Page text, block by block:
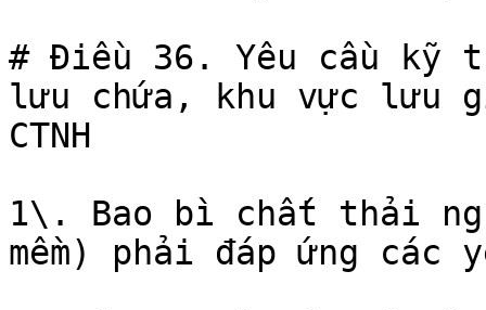
# Điều 36. Yêu cầu
lưu chứa, khu vực lưu
CTNH
1\. Bao bì chất thải
mềm) phải đáp ứng các